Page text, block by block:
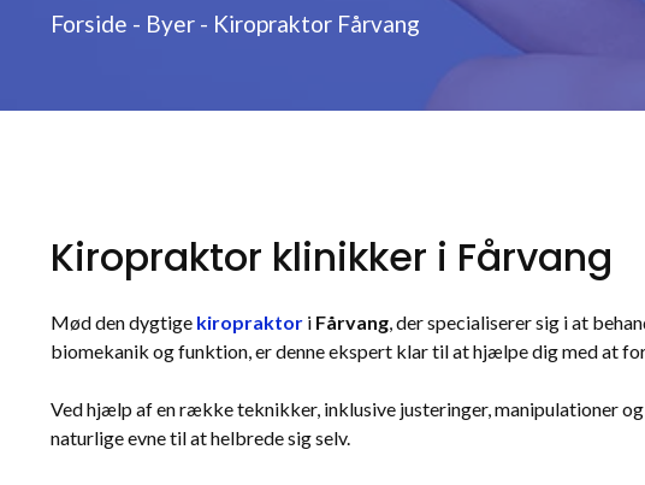
Forside - Byer - Kiropraktor Fårvang
Kiropraktor klinikker i Fårvang
Mød den dygtige kiropraktor i Fårvang, der specialiserer sig i at
biomekanik og funktion, er denne ekspert klar til at hjælpe dig med at
Ved hjælp af en række teknikker, inklusive justeringer, manipulationer
naturlige evne til at helbrede sig selv.